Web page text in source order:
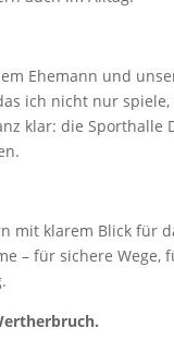
Ehemann und
ich nicht nur
klar: die Sporthalle
mit klarem Blick für
– für sichere Wege,